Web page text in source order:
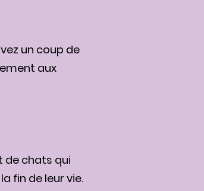
un coup de
aux
de chats qui
fin de leur vie.